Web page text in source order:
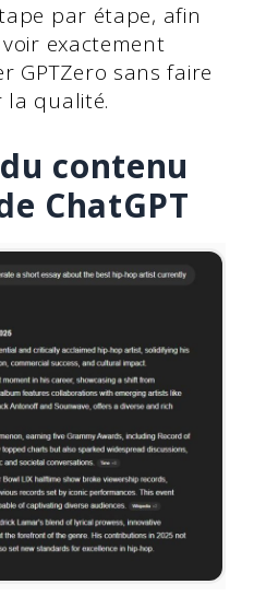
par étape, afin
exactement
GPTZero sans faire
la qualité.
contenu
ChatGPT